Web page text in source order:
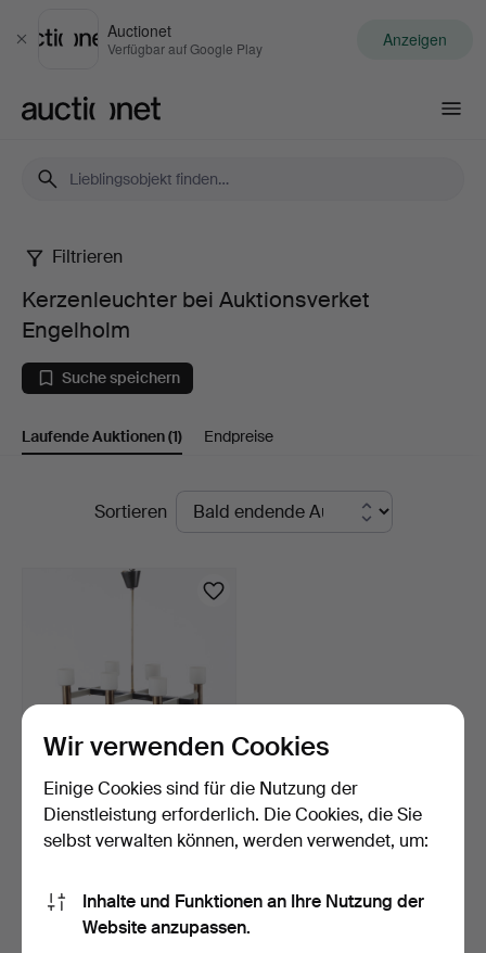
Schließen
Auctionet
Verfügbar auf Google Play Anzeigen
Kerzenleuchter
bei
Auktionsverket
Engelholm
Filtrieren
Kerzenleuchter bei Auktionsverket
Engelholm
Suche speichern
Laufende Auktionen(1) Endpreise
LaufendeSortieren
DECKENLEUCHTE,
Messing, Glas, Schweden
196…
8 Tage
317 USD
Wir verwenden Cookies
Einige Cookies sind für die Nutzung der
Dienstleistung erforderlich. Die Cookies, die Sie
selbst verwalten können, werden verwendet, um:
Inhalte und Funktionen an Ihre Nutzung der
Website anzupassen.